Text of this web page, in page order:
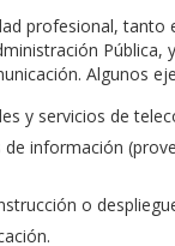
profesional, tanto
Algunos
y servicios de
información
o